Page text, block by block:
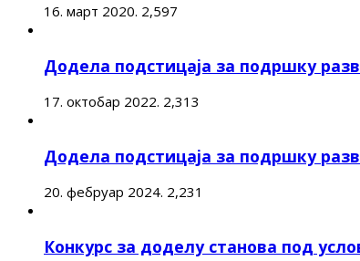
16. март 2020. 2,597
Додела подстицаја за подршку
17. октобар 2022. 2,313
Додела подстицаја за подршку
20. фебруар 2024. 2,231
Конкурс за доделу станова под